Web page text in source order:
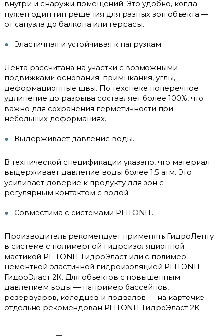
внутри и снаружи помещений. Это удобно, когда
нужен один тип решения для разных зон объекта —
от санузла до балкона или террасы.
Эластичная и устойчивая к нагрузкам.
Лента рассчитана на участки с возможными
подвижками основания: примыкания, углы,
деформационные швы. По техспеке поперечное
удлинение до разрыва составляет более 100%, что
важно для сохранения герметичности при
небольших деформациях.
Выдерживает давление воды.
В технической спецификации указано, что материал
выдерживает давление воды более 1,5 атм. Это
усиливает доверие к продукту для зон с
регулярным контактом с водой.
Совместима с системами PLITONIT.
Производитель рекомендует применять ГидроЛенту
в системе с полимерной гидроизоляционной
мастикой PLITONIT ГидроЭласт или с полимер-
цементной эластичной гидроизоляцией PLITONIT
ГидроЭласт 2К. Для объектов с повышенным
давлением воды — например бассейнов,
резервуаров, колодцев и подвалов — на карточке
отдельно рекомендован PLITONIT ГидроЭласт 2К.